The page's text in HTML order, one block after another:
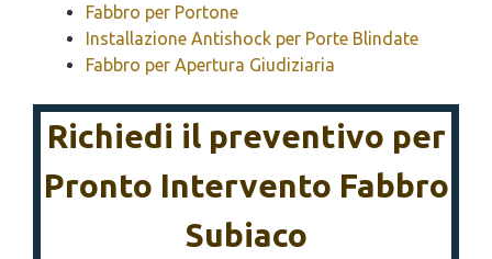
Fabbro per Portone
Installazione Antishock per Porte Blindate
Fabbro per Apertura Giudiziaria
Richiedi il preventivo per
Pronto Intervento Fabbro
Subiaco